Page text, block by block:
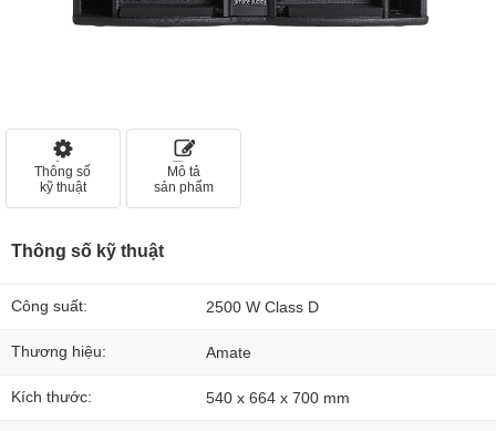
Thông số
kỹ thuật
Mô tả
sản phẩm
Thông số kỹ thuật
Công suất: 2500 W Class D
Thương hiệu: Amate
Kích thước: 540 x 664 x 700 mm